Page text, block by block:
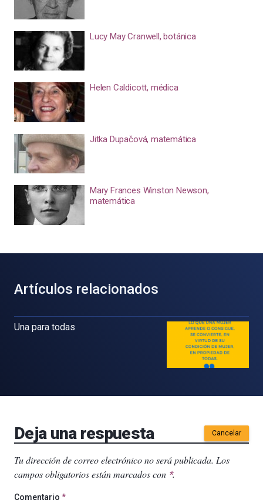
Lucy May Cranwell, botánica
Helen Caldicott, médica
Jitka Dupačová, matemática
Mary Frances Winston Newson,
matemática
Artículos relacionados
Una para todas
Deja una respuesta Cancelar
Tu dirección de correo electrónico no será publicada. Los
campos obligatorios están marcados con *.
Comentario *